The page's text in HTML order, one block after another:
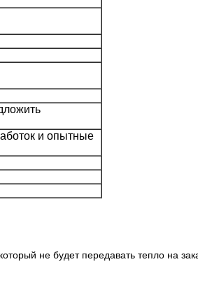
и опытные
не будет передавать тепло на